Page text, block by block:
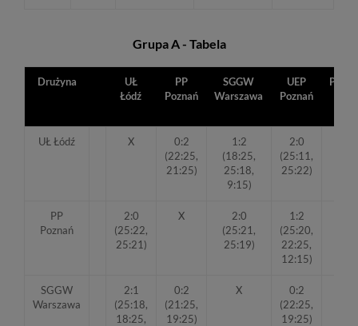
Grupa A - Tabela
Drużyna
UŁ
Łódź
PP
Poznań
SGGW
Warszawa
UEP
Poznań
UŁ Łódź X
0:2
(22:25,
21:25)
1:2
(18:25,
25:18,
9:15)
2:0
(25:11,
25:22)
PP
Poznań
2:0
(25:22,
25:21)
X
2:0
(25:21,
25:19)
1:2
(25:20,
22:25,
12:15)
SGGW
Warszawa
2:1
(25:18,
18:25,
0:2
(21:25,
19:25)
X
0:2
(22:25,
19:25)